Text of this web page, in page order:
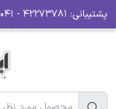
پشتیبانی: